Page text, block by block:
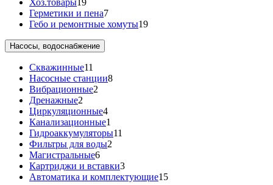
Хоз.товары19
Герметики и пена7
Гебо и ремонтные хомуты19
Насосы, водоснабжение
Скважинные11
Насосные станции8
Вибрационные2
Дренажные2
Циркуляционные4
Канализационные1
Гидроаккумуляторы11
Фильтры для воды2
Магистральные6
Картриджи и вставки3
Автоматика и комплектующие15